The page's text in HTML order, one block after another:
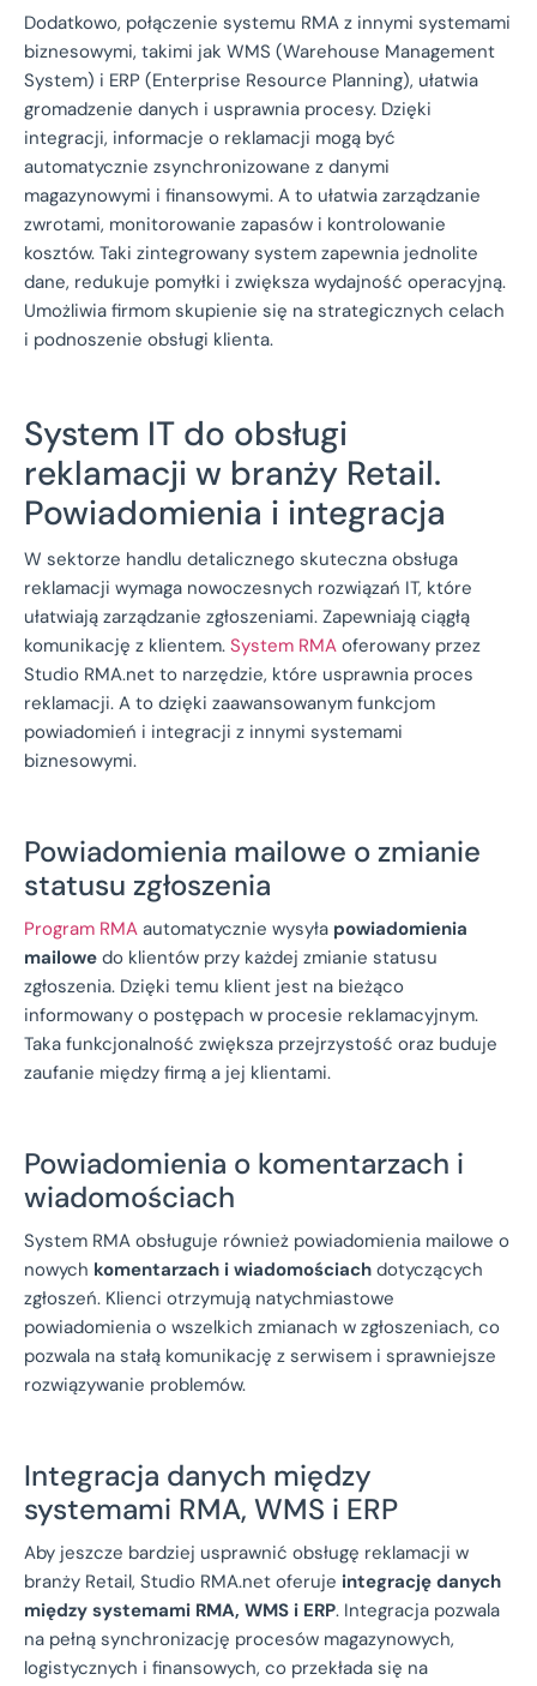
Dodatkowo, połączenie systemu RMA z innymi systemami
biznesowymi, takimi jak WMS (Warehouse Management
System) i ERP (Enterprise Resource Planning), ułatwia
gromadzenie danych i usprawnia procesy. Dzięki
integracji, informacje o reklamacji mogą być
automatycznie zsynchronizowane z danymi
magazynowymi i finansowymi. A to ułatwia zarządzanie
zwrotami, monitorowanie zapasów i kontrolowanie
kosztów. Taki zintegrowany system zapewnia jednolite
dane, redukuje pomyłki i zwiększa wydajność operacyjną.
Umożliwia firmom skupienie się na strategicznych celach
i podnoszenie obsługi klienta.
System IT do obsługi
reklamacji w branży Retail.
Powiadomienia i integracja
W sektorze handlu detalicznego skuteczna obsługa
reklamacji wymaga nowoczesnych rozwiązań IT, które
ułatwiają zarządzanie zgłoszeniami. Zapewniają ciągłą
komunikację z klientem. System RMA oferowany przez
Studio RMA.net to narzędzie, które usprawnia proces
reklamacji. A to dzięki zaawansowanym funkcjom
powiadomień i integracji z innymi systemami
biznesowymi.
Powiadomienia mailowe o zmianie
statusu zgłoszenia
Program RMA automatycznie wysyła powiadomienia
mailowe do klientów przy każdej zmianie statusu
zgłoszenia. Dzięki temu klient jest na bieżąco
informowany o postępach w procesie reklamacyjnym.
Taka funkcjonalność zwiększa przejrzystość oraz buduje
zaufanie między firmą a jej klientami.
Powiadomienia o komentarzach i
wiadomościach
System RMA obsługuje również powiadomienia mailowe o
nowych komentarzach i wiadomościach dotyczących
zgłoszeń. Klienci otrzymują natychmiastowe
powiadomienia o wszelkich zmianach w zgłoszeniach, co
pozwala na stałą komunikację z serwisem i sprawniejsze
rozwiązywanie problemów.
Integracja danych między
systemami RMA, WMS i ERP
Aby jeszcze bardziej usprawnić obsługę reklamacji w
branży Retail, Studio RMA.net oferuje integrację danych
między systemami RMA, WMS i ERP. Integracja pozwala
na pełną synchronizację procesów magazynowych,
logistycznych i finansowych, co przekłada się na